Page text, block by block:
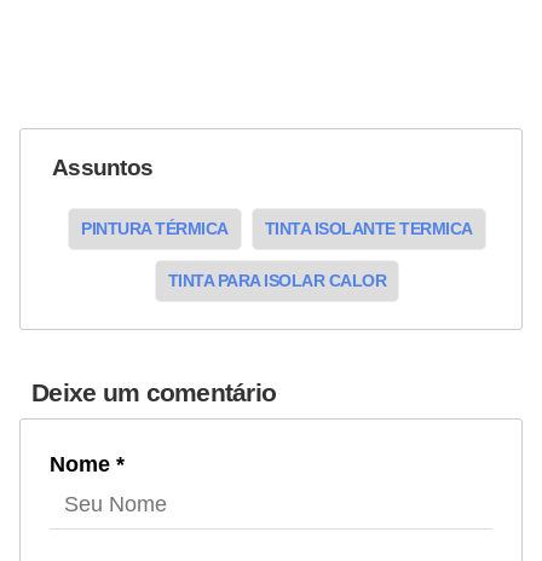
Assuntos
PINTURA TÉRMICA TINTA ISOLANTE TERMICA
TINTA PARA ISOLAR CALOR
Deixe um comentário
Nome *